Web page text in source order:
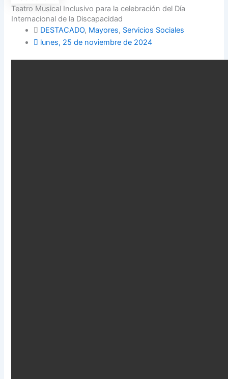
Teatro Musical Inclusivo para la celebración del Día
Internacional de la Discapacidad
DESTACADO, Mayores, Servicios Sociales
lunes, 25 de noviembre de 2024